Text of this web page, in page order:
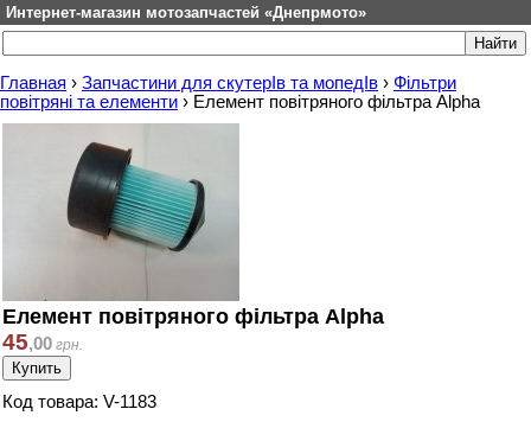
Интернет-магазин мотозапчастей «Днепрмото»
Главная › Запчастини для скутерІв та мопедІв › Фільтри
повітряні та елементи › Елемент повітряного фільтра Alpha
Елемент повітряного фільтра Alpha
45,00 грн.
Код товара: V-1183